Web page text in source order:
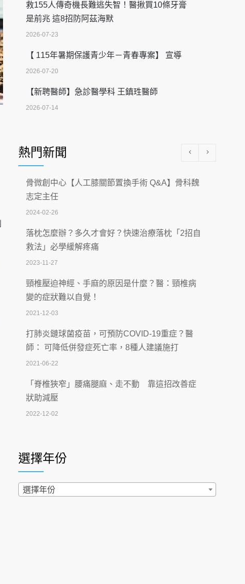
救155人傳奇機長難逃失智！醫揪買10條牙膏
是前兆 這8招防阿茲海默
2026-07-23
【 115年暑期保護青少年－青春專案】 宣導
2026-07-20
【新聘醫師】急診醫學科 王鎮珄醫師
2026-07-14
2026-07-08
沒菸酒也瀕臨洗腎？65歲男靠「這習慣」逆
轉腎功能 醫揭3招救命
2026-07-08
體溫飆破41度！醫連收兩例中暑病例：致死
率達8成
2026-07-07
深耕萬華55年 西園醫院回顧發展歷程與智慧
醫療布局
2026-07-06
【115年臺北市「防癌保衛戰：健康好禮一手
刮」】 宣導
2026-07-02
【無菸城市】 宣導
2026-07-02
4連霸議員黃秋澤癌逝！食道癌為何奪命快？
西園醫院55周年 7／10捐血公益活動 邀民眾
熱血響應
2026-06-30
熱門新聞
骨微創中心【人工膝關節置換手術 Q&A】骨科魏
志定主任
2024-02-26
落枕怎麼辦？多久才會好？快速治療落枕「2招自
救法」必學緩解疼痛
2023-11-27
頸椎壓迫神經、手麻的原因是什麼？醫：頸椎病
變的症狀難以自覺！
2021-12-03
打肺炎鏈球菌疫苗，可預防COVID-19重症？醫
師： 可降低併發症死亡率，8種人建議施打
2021-06-22
「脊椎狹窄」腰痛腿麻、走不動 靠這招改善症
狀助減壓
2022-12-02
2022-02-17
過量維生素D和鈣恐罹癌? 醫師釋疑：搞懂4原則
不怕補錯
選擇年份
選擇年份